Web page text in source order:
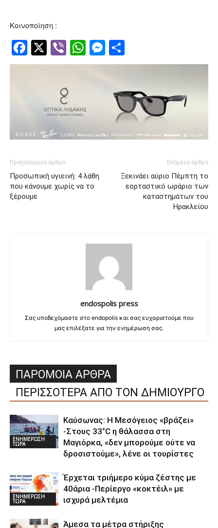
Κοινοποίηση :
Facebook
Twitter
ViberWhatsApp
Messenger
Προηγούμενο άρθρο
Προσωπική υγιεινή: 4 λάθη
που κάνουμε χωρίς να το
ξέρουμε
Επόμενο άρθρο
Ξεκινάει αύριο Πέμπτη το
εορταστικό ωράριο των
καταστημάτων του
Ηρακλείου
endospolis press
Σας υποδεχόμαστε στο endopolis και σας ευχαριστούμε που
μας επιλέξατε για την ενημέρωση σας.
ΠΑΡΟΜΟΙΑ ΑΡΘΡΑ
ΠΕΡΙΣΣΟΤΕΡΑ ΑΠΟ ΤΟΝ ΔΗΜΙΟΥΡΓΟ
ΕΝΗΜΕΡΩΣΗ
ΤΩΡΑ
Καύσωνας: Η Μεσόγειος «βράζει»
-Στους 33°C η θάλασσα στη
Μαγιόρκα, «δεν μπορούμε ούτε να
δροσιστούμε», λένε οι τουρίστες
ΕΝΗΜΕΡΩΣΗ
ΤΩΡΑ
Έρχεται τριήμερο κύμα ζέστης με
40άρια -Περίεργο «κοκτέιλ» με
ισχυρά μελτέμια
Άμεσα τα μέτρα στήριξης